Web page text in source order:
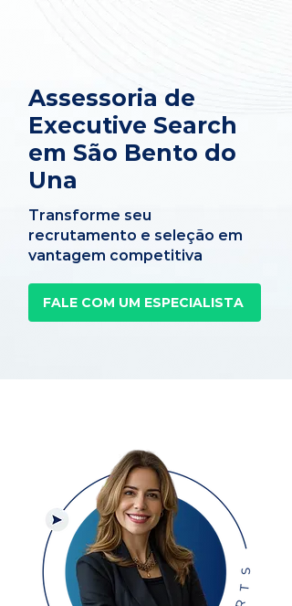
Assessoria de
Executive Search
em São Bento do
Una
Transforme seu
recrutamento e seleção em
vantagem competitiva
FALE COM UM ESPECIALISTA